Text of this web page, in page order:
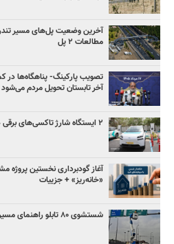
مطالعات ۲ پل
آخر تابستان تحویل مردم می‌شود
۲ ایستگاه شارژ تاکسی‌های برقی در آستانه بهره‌برداری
آغاز گودبرداری نخستین پروژه
«خانه‌ریز» + جزییات
شستشوی ۸۰ تابلو راهنمای مسیر با استفاده از بالابر